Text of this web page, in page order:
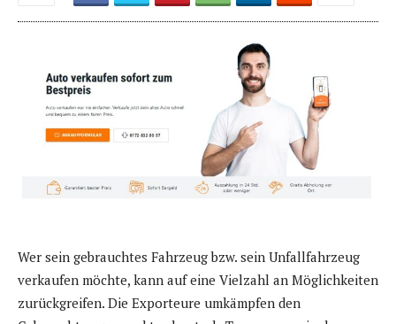
Wer sein gebrauchtes Fahrzeug bzw. sein Unfallfahrzeug
verkaufen möchte, kann auf eine Vielzahl an Möglichkeiten
zurückgreifen. Die Exporteure umkämpfen den